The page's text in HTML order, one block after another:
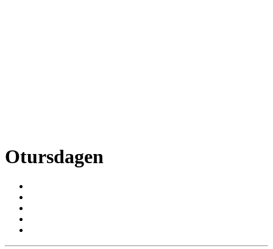
Otursdagen